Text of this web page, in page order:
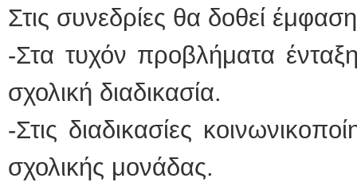
Στις συνεδρίες θα δοθεί
-Στα τυχόν προβλήματα
σχολική διαδικασία.
-Στις διαδικασίες
σχολικής μονάδας.